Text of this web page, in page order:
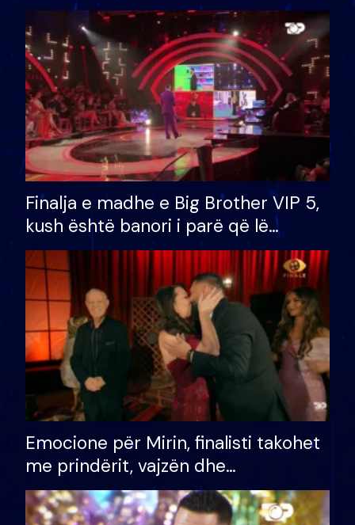
Finalja e madhe e Big Brother VIP 5,
kush është banori i parë që lë
shtëpinë dhe humb mundësinë për
të fituar çmimin e madh
Emocione për Mirin, finalisti takohet
me prindërit, vajzën dhe
bashkëshorten: S’kemi ndonjë letër
divorci apo jo?